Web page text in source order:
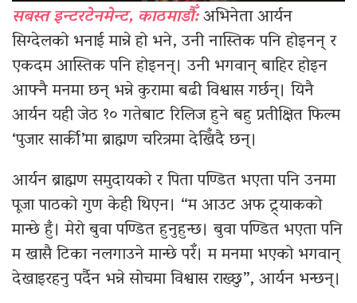
सबस्त इन्टरटेनमेन्ट, काठमाडौँ:अभिनेता आर्यन
सिग्देलको भनाई मान्ने हो भने, उनी नास्तिक पनि होइनन् र
एकदम आस्तिक पनि होइनन्। उनी भगवान् बाहिर होइन
आफ्नै मनमा छन् भन्ने कुरामा बढी विश्वास गर्छन्। यिनै
आर्यन यही जेठ १० गतेबाट रिलिज हुने बहु प्रतीक्षित फिल्म
‘पुजार सार्की’मा ब्राह्मण चरित्रमा देखिँदै छन्।
आर्यन ब्राह्मण समुदायको र पिता पण्डित भएता पनि उनमा
पूजा पाठको गुण केही थिएन। “म आउट अफ ट्र्याकको
मान्छे हुँ। मेरो बुवा पण्डित हुनुहुन्छ। बुवा पण्डित भएता पनि
म खासै टिका नलगाउने मान्छे परेँ। म मनमा भएको भगवान्
देखाइरहनु पर्दैन भन्ने सोचमा विश्वास राख्छु”, आर्यन भन्छन्।